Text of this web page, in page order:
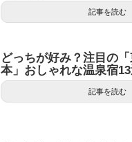
記事を読む
どっちが好み？注目の
本」おしゃれな温泉宿
記事を読む